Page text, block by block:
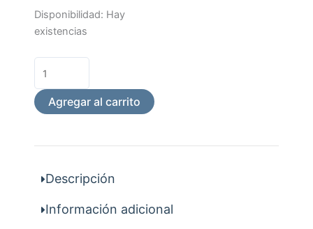
$3.020.
$2.265.
Disponibilidad: Hay
existencias
Mechero
Alcohol
Agregar al carrito
Descripción
Información adicional